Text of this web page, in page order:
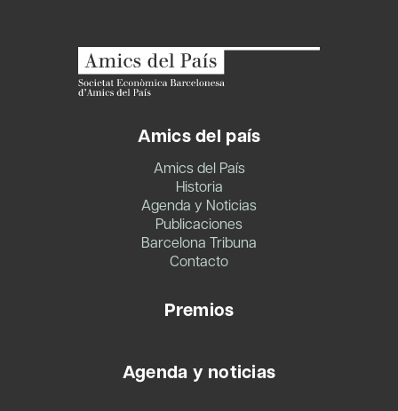
Amics del país
Amics del País
Historia
Agenda y Noticias
Publicaciones
Barcelona Tribuna
Contacto
Premios
Agenda y noticias